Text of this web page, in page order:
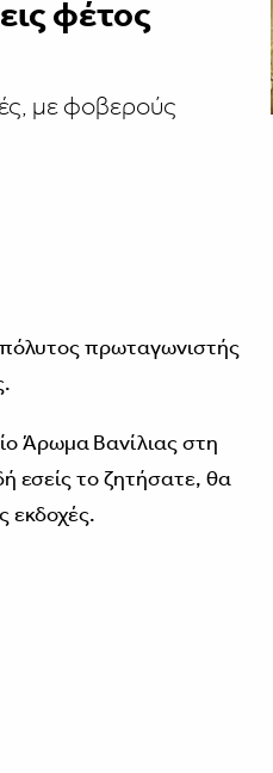
φέτος
με φοβερούς
πρωταγωνιστής
Άρωμα Βανίλιας στη
εσείς το ζητήσατε, θα
εκδοχές.